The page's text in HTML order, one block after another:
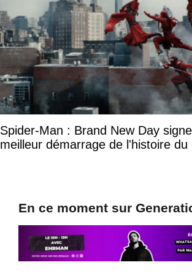
Spider-Man : Brand New Day
meilleur démarrage de l'histoire du
En ce moment sur